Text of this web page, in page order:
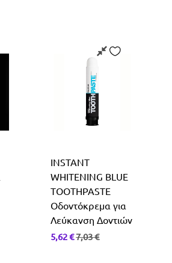
INSTANT
WHITENING BLUE
TOOTHPASTE
Οδοντόκρεμα για
Λεύκανση Δοντιών
5,62€7,03€